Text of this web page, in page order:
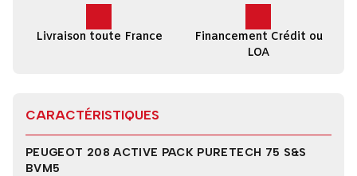
Livraison toute France
Financement Crédit ou
LOA
CARACTÉRISTIQUES
PEUGEOT 208 ACTIVE PACK PURETECH 75 S&S
BVM5